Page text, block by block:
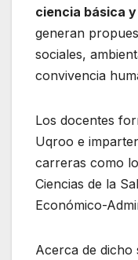
ciencia básica
generan
sociales,
convivencia
Los docentes
Uqroo e
carreras como
Ciencias de la
Económico-
Acerca de dicho